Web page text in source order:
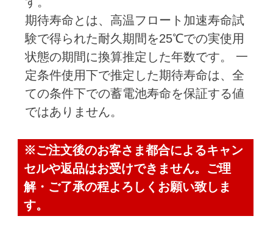
期待寿命とは、高温フロート加速寿命試
験で得られた耐久期間を25℃での実使用
状態の期間に換算推定した年数です。 一
定条件使用下で推定した期待寿命は、全
ての条件下での蓄電池寿命を保証する値
ではありません。
※ご注文後のお客さま都合によるキャン
セルや返品はお受けできません。ご理
解・ご了承の程よろしくお願い致しま
す。